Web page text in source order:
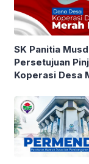
SK Panitia
Persetujuan
Koperasi Desa